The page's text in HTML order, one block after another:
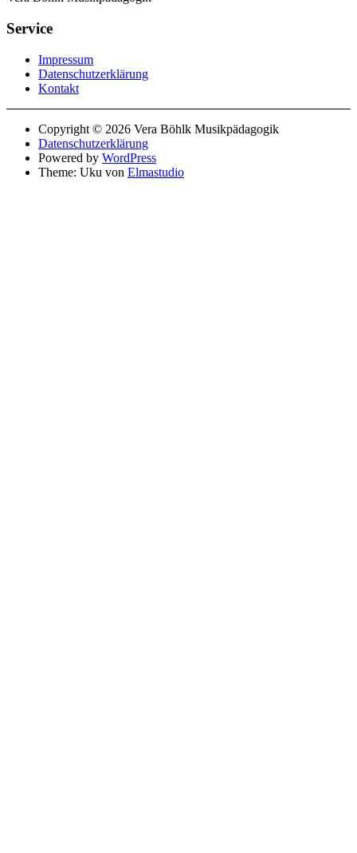
Service
Impressum
Datenschutzerklärung
Kontakt
Copyright © 2026 Vera Böhlk Musikpädagogik
Datenschutzerklärung
Powered by WordPress
Theme: Uku von Elmastudio